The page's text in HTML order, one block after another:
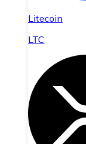
Litecoin
LTC